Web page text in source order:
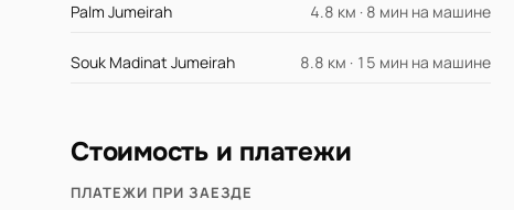
Palm Jumeirah 4.8 км · 8 мин на машине
Souk Madinat Jumeirah 8.8 км · 15 мин на машине
Стоимость и платежи
ПЛАТЕЖИ ПРИ ЗАЕЗДЕ